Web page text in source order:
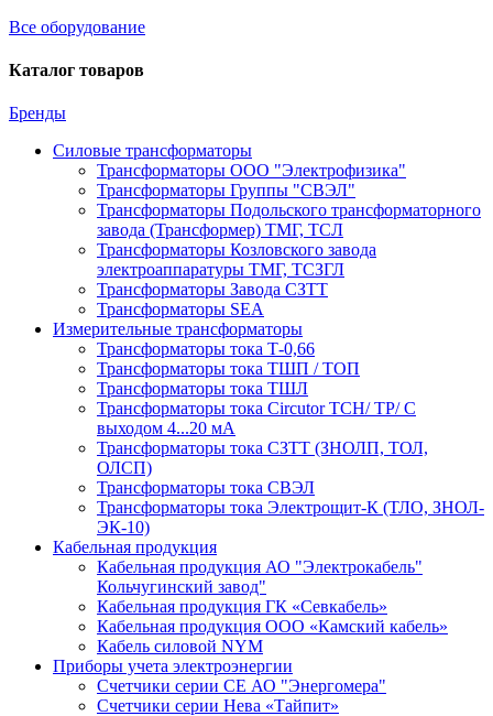
Все оборудование
Каталог товаров
Бренды
Силовые трансформаторы
Трансформаторы ООО "Электрофизика"
Трансформаторы Группы "СВЭЛ"
Трансформаторы Подольского трансформаторного
завода (Трансформер) ТМГ, ТСЛ
Трансформаторы Козловского завода
электроаппаратуры ТМГ, ТСЗГЛ
Трансформаторы Завода СЗТТ
Трансформаторы SEA
Измерительные трансформаторы
Трансформаторы тока Т-0,66
Трансформаторы тока ТШП / ТОП
Трансформаторы тока ТШЛ
Трансформаторы тока Circutor TCH/ TP/ С
выходом 4...20 мА
Трансформаторы тока СЗТТ (ЗНОЛП, ТОЛ,
ОЛСП)
Трансформаторы тока СВЭЛ
Трансформаторы тока Электрощит-К (ТЛО, ЗНОЛ-
ЭК-10)
Кабельная продукция
Кабельная продукция АО "Электрокабель"
Кольчугинский завод"
Кабельная продукция ГК «Севкабель»
Кабельная продукция ООО «Камский кабель»
Кабель силовой NYM
Приборы учета электроэнергии
Счетчики серии СЕ АО "Энергомера"
Счетчики серии Нева «Тайпит»